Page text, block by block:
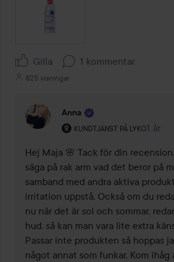
Gilla 1 kommentar
825 visningar
Anna
KUNDTJÄNST PÅ LYKO
Användarens roll: 1 år
Hej Maja 🌸 Tack för din
säga på rak arm vad det beror på
samband med andra aktiva
irritation uppstå. Också om du
nu när det är sol och sommar,
hud, så kan man vara lite extra
Passar inte produkten så hoppas
något annat som funkar. Kom